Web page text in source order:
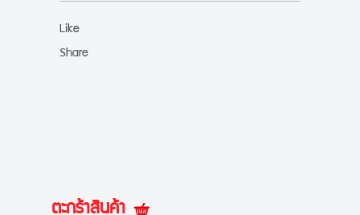
Like
Share
ตะกร้าสินค้า